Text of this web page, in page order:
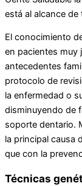
está al alcance de
El conocimiento
en pacientes muy
antecedentes
protocolo de
la enfermedad o
disminuyendo de
soporte dentario.
la principal causa
que con la
Técnicas